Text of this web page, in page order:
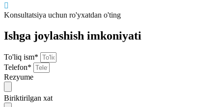
Konsultatsiya uchun ro'yxatdan o'ting
Ishga joylashish imkoniyati
To'liq ism*
Telefon*
Rezyume
Biriktirilgan xat